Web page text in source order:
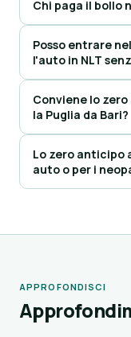
Chi paga il bollo
Posso entrare
l'auto in NLT
Conviene lo
la Puglia da Bari?
Lo zero anticipo
auto o per i
APPROFONDISCI